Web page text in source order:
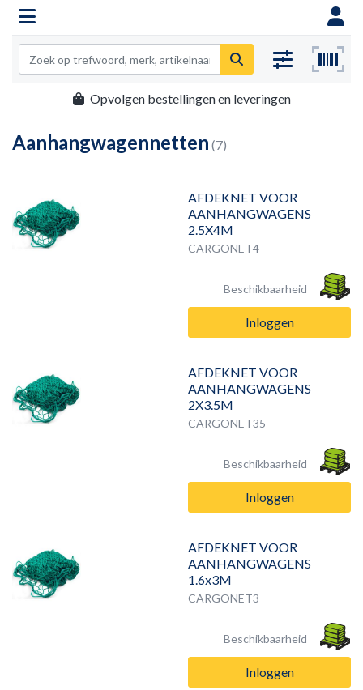
Opvolgen bestellingen en leveringen
Aanhangwagennetten (7)
AFDEKNET VOOR
AANHANGWAGENS
2.5X4M
CARGONET4
Beschikbaarheid
Inloggen
AFDEKNET VOOR
AANHANGWAGENS
2X3.5M
CARGONET35
Beschikbaarheid
Inloggen
AFDEKNET VOOR
AANHANGWAGENS
1.6x3M
CARGONET3
Beschikbaarheid
Inloggen